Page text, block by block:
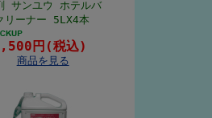
サンユウ ホテルバ
リーナー 5LX4本
円(税込)
商品を見る